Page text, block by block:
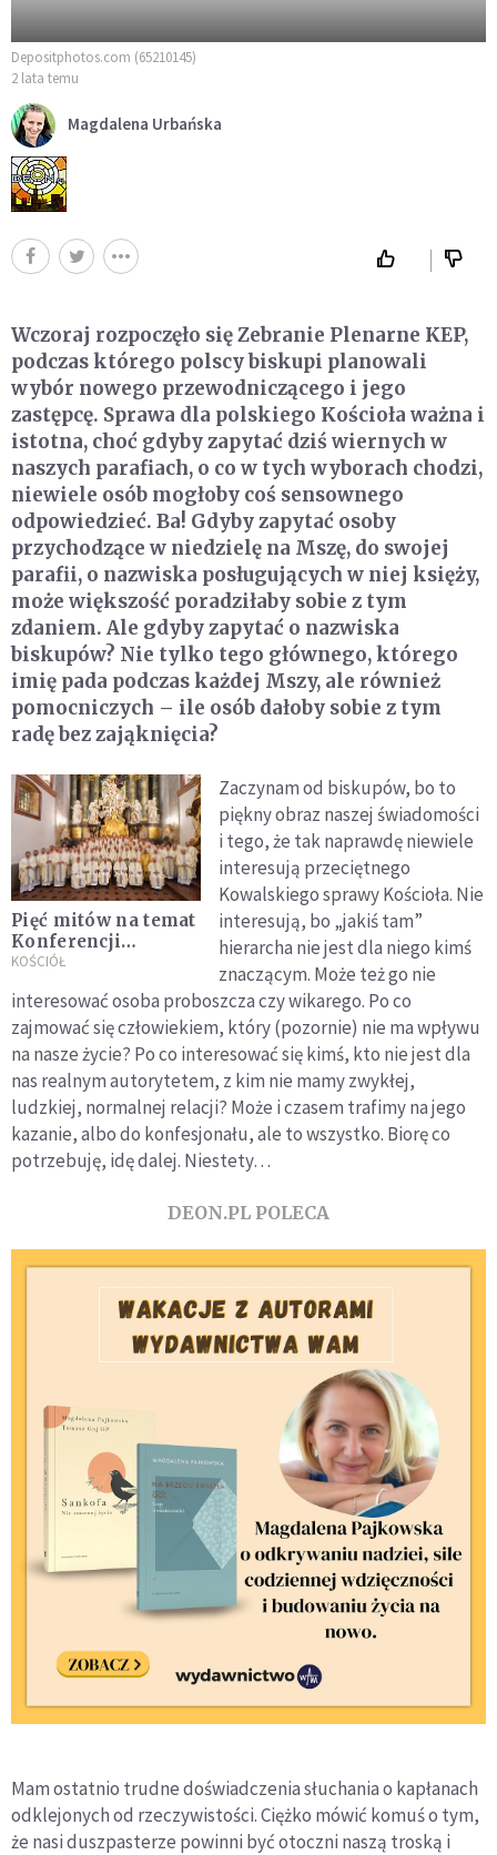
Depositphotos.com (65210145)
2 lata temu
Magdalena Urbańska
Wczoraj rozpoczęło się Zebranie Plenarne KEP,
podczas którego polscy biskupi planowali
wybór nowego przewodniczącego i jego
zastępcę. Sprawa dla polskiego Kościoła ważna i
istotna, choć gdyby zapytać dziś wiernych w
naszych parafiach, o co w tych wyborach chodzi,
niewiele osób mogłoby coś sensownego
odpowiedzieć. Ba! Gdyby zapytać osoby
przychodzące w niedzielę na Mszę, do swojej
parafii, o nazwiska posługujących w niej księży,
może większość poradziłaby sobie z tym
zdaniem. Ale gdyby zapytać o nazwiska
biskupów? Nie tylko tego głównego, którego
imię pada podczas każdej Mszy, ale również
pomocniczych – ile osób dałoby sobie z tym
radę bez zająknięcia?
Pięć mitów na temat
Konferencji
Episkopatu Polski.
działa KEP
KOŚCIÓŁ
Zaczynam od biskupów, bo to
piękny obraz naszej świadomości
i tego, że tak naprawdę niewiele
interesują przeciętnego
Kowalskiego sprawy Kościoła. Nie
interesują, bo „jakiś tam”
hierarcha nie jest dla niego kimś
znaczącym. Może też go nie
interesować osoba proboszcza czy wikarego. Po co
zajmować się człowiekiem, który (pozornie) nie ma wpływu
na nasze życie? Po co interesować się kimś, kto nie jest dla
nas realnym autorytetem, z kim nie mamy zwykłej,
ludzkiej, normalnej relacji? Może i czasem trafimy na jego
kazanie, albo do konfesjonału, ale to wszystko. Biorę co
potrzebuję, idę dalej. Niestety…
DEON.PL POLECA
Mam ostatnio trudne doświadczenia słuchania o kapłanach
odklejonych od rzeczywistości. Ciężko mówić komuś o tym,
że nasi duszpasterze powinni być otoczni naszą troską i